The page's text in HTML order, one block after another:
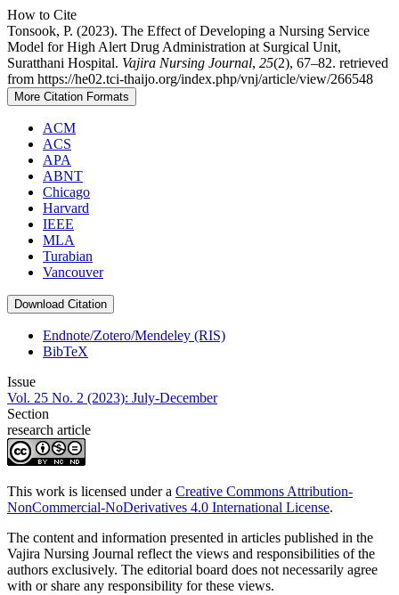
How to Cite
Tonsook, P. (2023). The Effect of Developing a Nursing Service
Model for High Alert Drug Administration at Surgical Unit,
Suratthani Hospital. Vajira Nursing Journal, 25(2), 67–82. retrieved
from https://he02.tci-thaijo.org/index.php/vnj/article/view/266548
More Citation Formats
ACM
ACS
APA
ABNT
Chicago
Harvard
IEEE
MLA
Turabian
Vancouver
Download Citation
Endnote/Zotero/Mendeley (RIS)
BibTeX
Issue
Vol. 25 No. 2 (2023): July-December
Section
research article
This work is licensed under a Creative Commons Attribution-
NonCommercial-NoDerivatives 4.0 International License.
The content and information presented in articles published in the
Vajira Nursing Journal reflect the views and responsibilities of the
authors exclusively. The editorial board does not necessarily agree
with or share any responsibility for these views.